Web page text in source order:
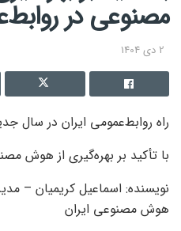
مصنوعی در
2 دی 1404
راه روابط‌عمومی ایران در سال
با تأکید بر بهره‌گیری از هوش
نویسنده: اسماعیل کریمیان –
هوش مصنوعی ایران